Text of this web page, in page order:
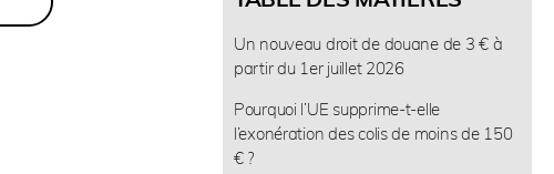
Un nouveau droit de douane de 3 € à
partir du 1er juillet 2026
Pourquoi l’UE supprime-t-elle
l’exonération des colis de moins de 150
€ ?